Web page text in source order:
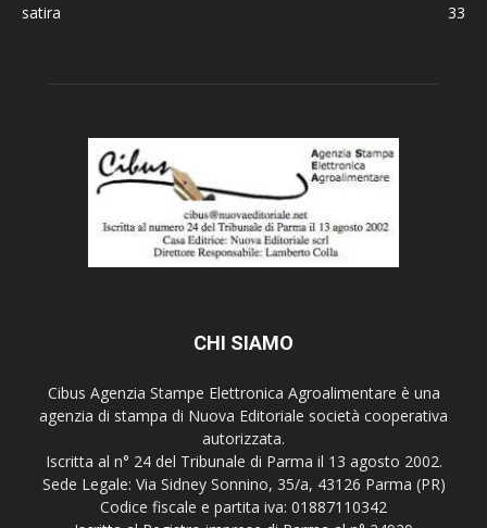
satira
33
CHI SIAMO
Cibus Agenzia Stampe Elettronica Agroalimentare è una
agenzia di stampa di Nuova Editoriale società cooperativa
autorizzata.
Iscritta al n° 24 del Tribunale di Parma il 13 agosto 2002.
Sede Legale: Via Sidney Sonnino, 35/a, 43126 Parma (PR)
Codice fiscale e partita iva: 01887110342